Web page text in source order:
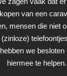
van een
mensen die niet
we
hiermee te helpen.